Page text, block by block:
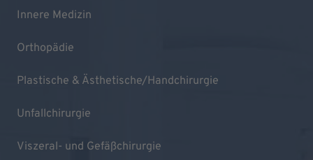
Innere Medizin
Orthopädie
Plastische & Ästhetische/Handchirurgie
Unfallchirurgie
Viszeral- und Gefäßchirurgie